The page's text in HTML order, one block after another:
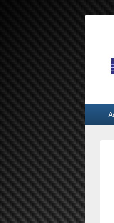
principal